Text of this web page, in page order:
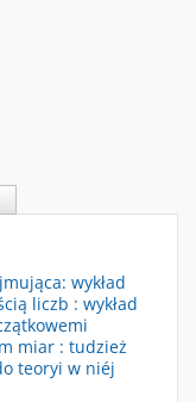
wykład
liczb : wykład
miar : tudzież
teoryi w niéj